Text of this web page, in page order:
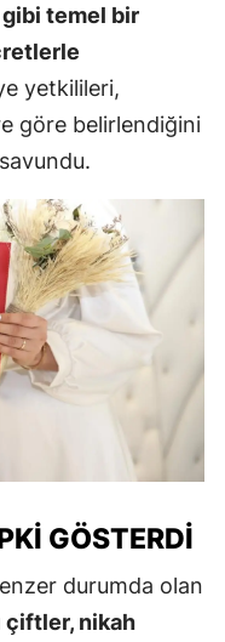
gibi temel bir
yetkilileri,
göre belirlendiğini
GÖSTERDI
durumda olan
çiftler, nikah